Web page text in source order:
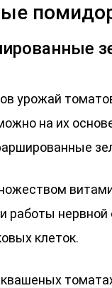
урожай
на их
работы
клеток.